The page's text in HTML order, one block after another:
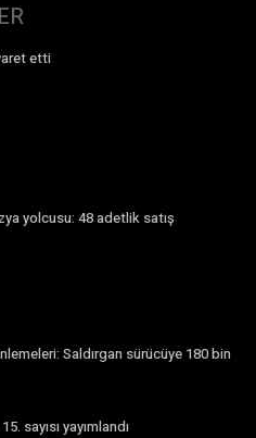
etti
yolcusu: 48 adetlik satış
Saldırgan sürücüye 180 bin
sayısı yayımlandı